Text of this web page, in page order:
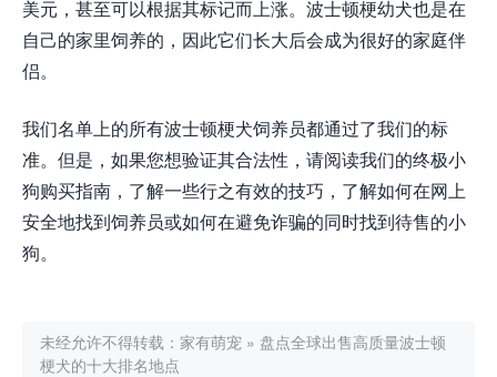
美元，甚至可以根据其标记而上涨。波士顿梗幼犬也是在
自己的家里饲养的，因此它们长大后会成为很好的家庭伴
侣。
我们名单上的所有波士顿梗犬饲养员都通过了我们的标
准。但是，如果您想验证其合法性，请阅读我们的终极小
狗购买指南，了解一些行之有效的技巧，了解如何在网上
安全地找到饲养员或如何在避免诈骗的同时找到待售的小
狗。
未经允许不得转载： 家有萌宠 » 盘点全球出售高质量波士顿
梗犬的十大排名地点